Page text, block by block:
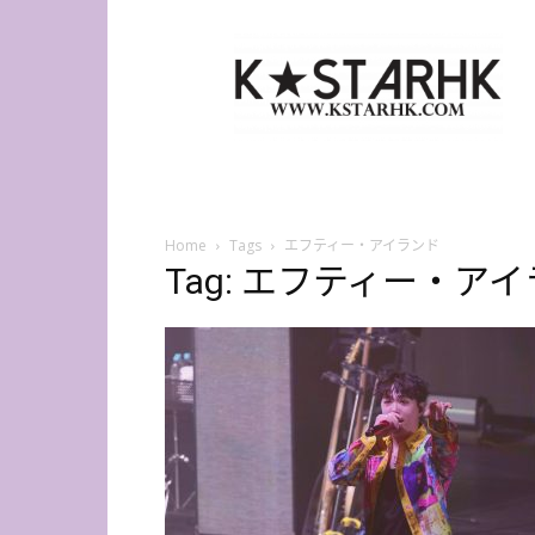
Star
HK
Home Tags エフティー・アイランド
Tag: エフティー・ア